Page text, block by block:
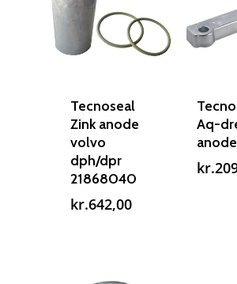
Tecnoseal
Zink anode
volvo
dph/dpr
21868040
kr.642,00
Aq-
anode
kr.